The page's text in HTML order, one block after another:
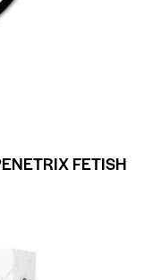
FETISH